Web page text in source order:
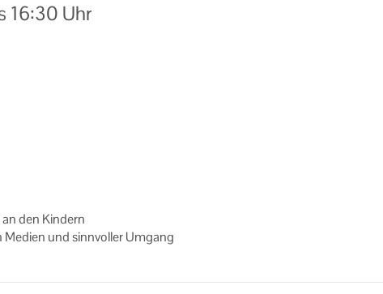
16:30 Uhr
den Kin­dern
und sinn­vol­ler Um­gang